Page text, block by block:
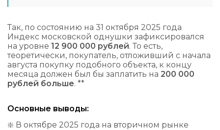
Так, по состоянию на 31 октября 2025 года
Индекс московской однушки зафиксировался
на уровне 12 900 000 рублей. То есть,
теоретически, покупатель, отложивший с начала
августа покупку подобного объекта, к концу
месяца должен был бы заплатить на 200 000
рублей больше. **
Основные выводы:
❇️ В октябре 2025 года на вторичном рынке